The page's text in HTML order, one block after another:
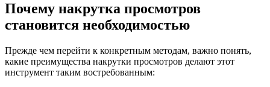
Почему накрутка просмотров
становится необходимостью
Прежде чем перейти к конкретным методам, важно понять,
какие преимущества накрутки просмотров делают этот
инструмент таким востребованным: